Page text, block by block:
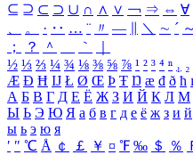
⊆ ⊇ ⊂ ⊃ ∪ ∩ ∧ ∨ ￢ ⇒ ⇔ ∀
、
。 · ‥ … ¨ 〃 ― ＼ ∼ ´ ～
；
？ ＾ ｀
½ ⅓ ⅔ ¼ ¾ ⅛ ⅜ ⅝ ⅞ ¹ ² ³ ⁴ ⁿ ₁ ₂
Æ Ð Ħ Ĳ Ł Ø Œ Þ Ŧ Ŋ æ đ ð ħ ı
А Б В Г Д Е Ё Ж З И Й К Л М
Ы Ь Э Ю Я а б в г д е ё ж з и й
ы ь э ю я
′ ″ ℃ Å ￠ ￡ ￥ ¤ ℉ ‰ ＄ ％